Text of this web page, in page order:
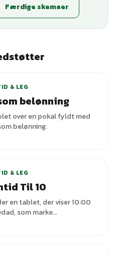
Færdige skemaer
& LEG
belønning
over en pokal fyldt med
belønning.
& LEG
Til 10
en tablet, der viser 10:00
som marke...